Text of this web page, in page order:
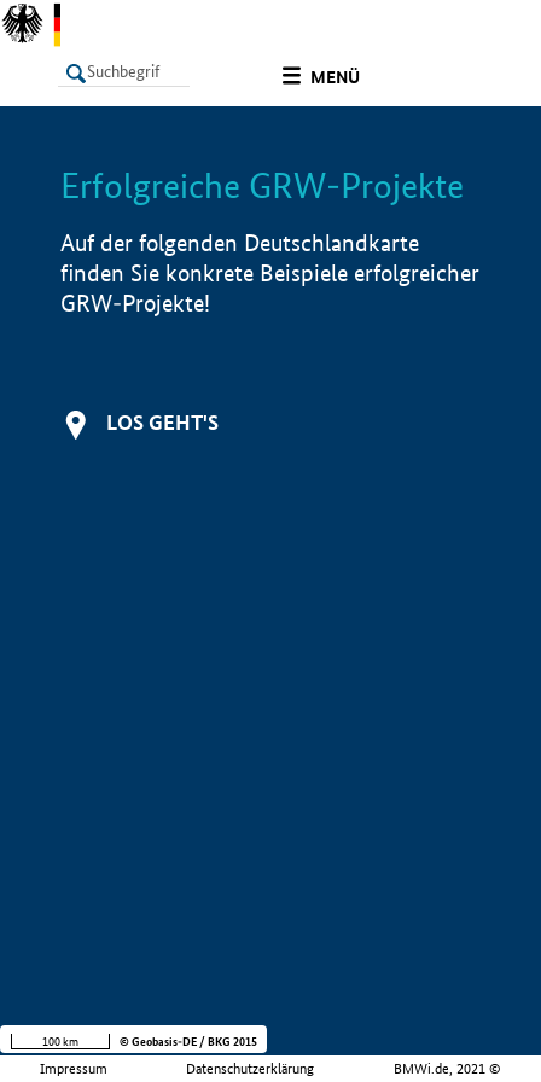
MENÜ
LISTE Info
Erfolgreiche GRW-Projekte
Auf der folgenden Deutschlandkarte
finden Sie konkrete Beispiele erfolgreicher
GRW-Projekte!
LOS GEHT'S
Impressum Datenschutzerklärung BMWi.de, 2021 ©
100 km © Geobasis-DE / BKG 2015